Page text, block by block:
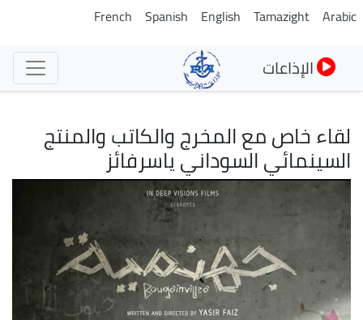
تجاوز
Arabic
Tamazight
English
Spanish
French
الإذاعات
لقاء خاص مع المخرج والكاتب والمنتج
السينمائي السوداني ياسرفائز
الصورة